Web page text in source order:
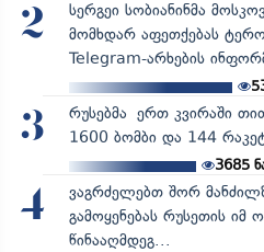
2
სერგეი სობიანინმა
მომხდარ აფეთქებას
Telegram-არხების
3
რუსებმა ერთ კვირაში
1600 ბომბი და 144
3685
4
ვაგრძელებთ შორ
გამოყენებას რუსეთის იმ
წინააღმდეგ...